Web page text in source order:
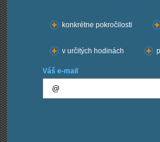
konkrétne pokročilosti
v určitých hodinách
Váš e-mail